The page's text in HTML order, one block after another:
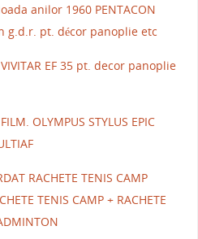
anilor 1960 PENTACON
g.d.r. pt. décor panoplie etc
EF 35 pt. decor panoplie
OLYMPUS STYLUS EPIC
RACHETE TENIS CAMP
TENIS CAMP + RACHETE